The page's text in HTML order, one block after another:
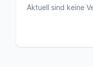
Aktuell sind keine